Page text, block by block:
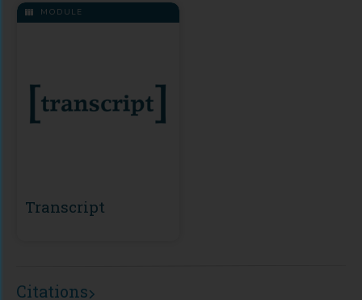
MODULE
Transcript
Citations